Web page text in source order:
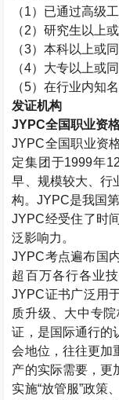
（1）已通过高级
（2）研究生以上
（3）本科以上或
（4）大专以上或
（5）在行业内知
发证机构
JYPC全国职业资
JYPC全国职业资
定集团于1999年12
早、规模较大、行
构。JYPC是我国
JYPC经受住了时
泛影响力。
JYPC考点遍布国
超百万各行各业
JYPC证书广泛用
质升级、大中专
证，是国际通行的
会地位，往往更加
产的实际需要，更
实施“放管服”政策